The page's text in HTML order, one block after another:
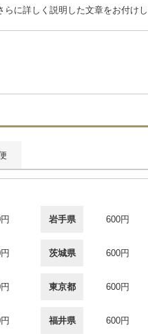
に詳しく説明した文章をお付け
岩手県 600円
茨城県 600円
東京都 600円
福井県 600円